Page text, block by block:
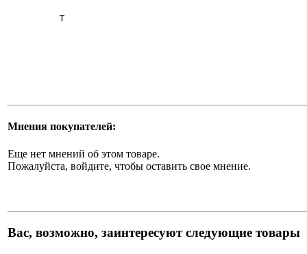
т
Мнения покупателей:
Еще нет мнений об этом товаре.
Пожалуйста, войдите, чтобы оставить свое мнение.
Вас, возможно, заинтересуют следующие товары